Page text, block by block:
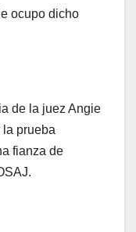
ocupo dicho
de la juez Angie
prueba
fianza de